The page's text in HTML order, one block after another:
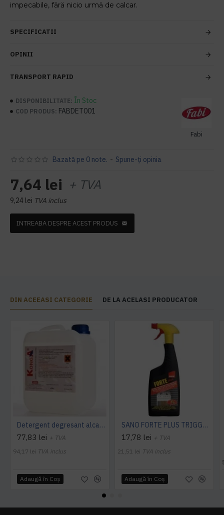
impecabile, fără nicio urmă de calcar.
SPECIFICATII
OPINII
TRANSPORT RAPID
DISPONIBILITATE: În Stoc
COD PRODUS: FABDET001
Fabi
Bazată pe 0 note. - Spune-ţi opinia
7,64 lei + TVA
9,24 lei TVA inclus
INTREABA DESPRE ACEST PRODUS
DIN ACEEASI CATEGORIE DE LA ACELASI PRODUCATOR
Detergent degresant alcalin Cuptor si Plita, 5 L, Konga
77,83 lei + TVA
94,17 lei TVA inclus
Adaugă în Coş
SANO FORTE PLUS TRIGGER, 750ml, detergent arsuri, grasimi
17,78 lei + TVA
21,51 lei TVA inclus
Adaugă în Coş